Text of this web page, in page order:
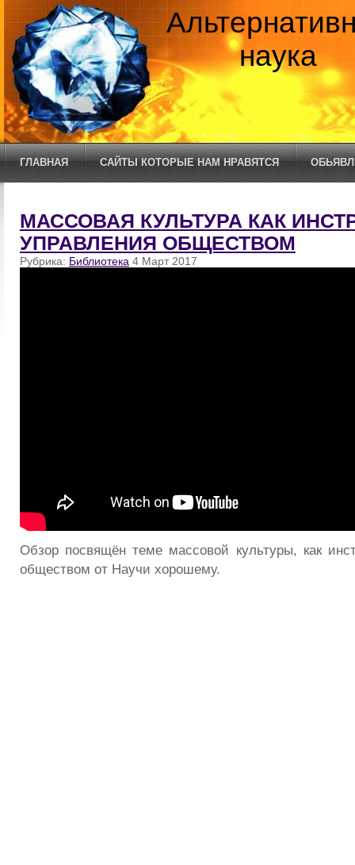
наука
ГЛАВНАЯ САЙТЫ КОТОРЫЕ НАМ НРАВЯТСЯ
МАССОВАЯ КУЛЬТУРА КАК
УПРАВЛЕНИЯ ОБЩЕСТВОМ
Рубрика: Библиотека 4 Март 2017
Обзор посвящён теме массовой культуры, как
обществом от Научи хорошему.